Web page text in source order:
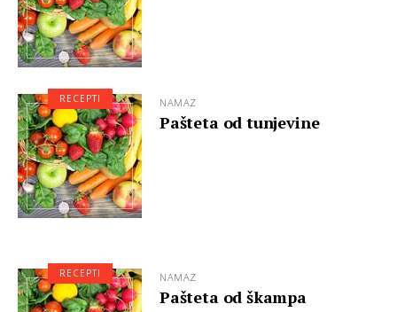
NAMAZ
Pašteta od tunjevine
RECEPTI
NAMAZ
Pašteta od škampa
RECEPTI